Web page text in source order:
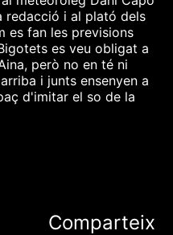
redacció i al plató dels
es fan les previsions
es veu obligat a
però no en té ni
i junts ensenyen a
d'imitar el so de la
Comparteix